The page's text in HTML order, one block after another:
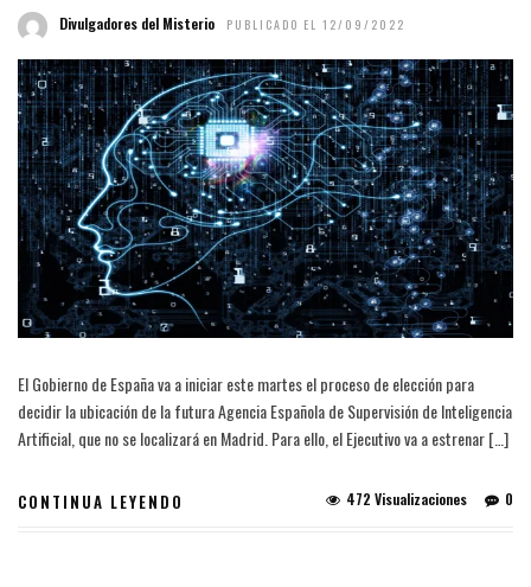
Divulgadores del Misterio PUBLICADO EL 12/09/2022
El Gobierno de España va a iniciar este martes el proceso de elección para
decidir la ubicación de la futura Agencia Española de Supervisión de Inteligencia
Artificial, que no se localizará en Madrid. Para ello, el Ejecutivo va a estrenar […]
CONTINUA LEYENDO 0
472 Visualizaciones